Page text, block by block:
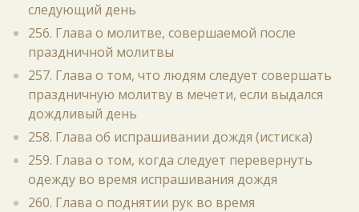
следующий день
256. Глава о молитве, совершаемой после
праздничной молитвы
257. Глава о том, что людям следует совершать
праздничную молитву в мечети, если выдался
дождливый день
258. Глава об испрашивании дождя (истиска)
259. Глава о том, когда следует перевернуть
одежду во время испрашивания дождя
260. Глава о поднятии рук во время